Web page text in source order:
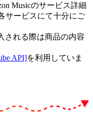
Musicのサービス詳細
サービスにて十分にご
される際は商品の内容
API]を利用していま